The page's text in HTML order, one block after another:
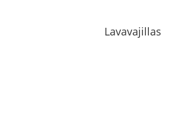
Lavavajillas